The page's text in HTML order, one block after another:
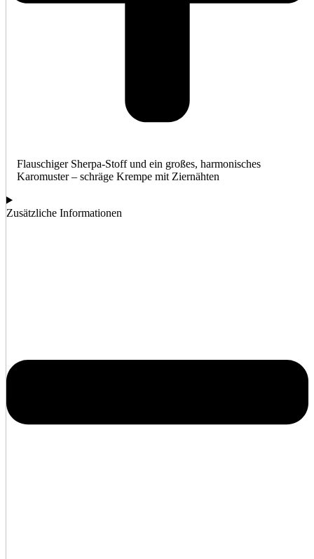
Flauschiger Sherpa-Stoff und ein großes, harmonisches
Karomuster – schräge Krempe mit Ziernähten
Zusätzliche Informationen